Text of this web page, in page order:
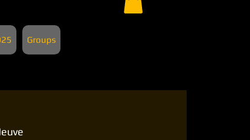
Groups